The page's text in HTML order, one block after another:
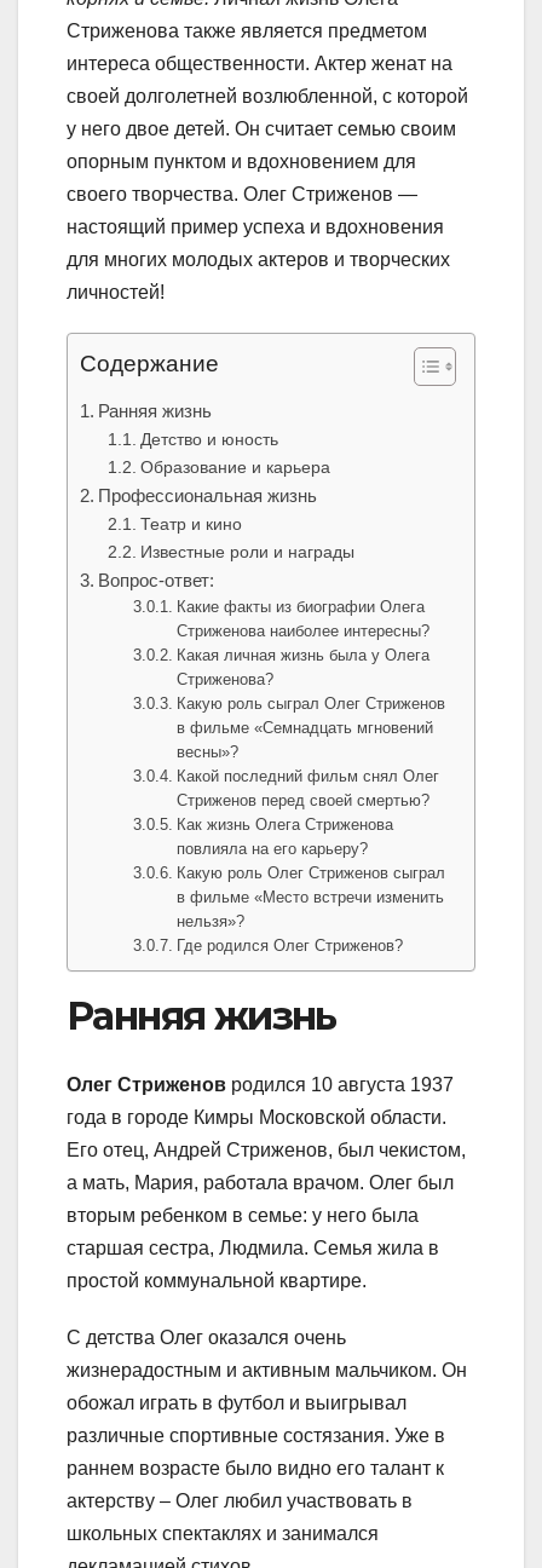
Стриженова также является предметом
интереса общественности. Актер женат на
своей долголетней возлюбленной, с которой
у него двое детей. Он считает семью своим
опорным пунктом и вдохновением для
своего творчества. Олег Стриженов —
настоящий пример успеха и вдохновения
для многих молодых актеров и творческих
личностей!
Содержание
Ранняя жизнь
Детство и юность
Образование и карьера
Профессиональная жизнь
Театр и кино
Известные роли и награды
Вопрос-ответ:
Какие факты из биографии Олега
Стриженова наиболее интересны?
Какая личная жизнь была у Олега
Стриженова?
Какую роль сыграл Олег Стриженов
в фильме «Семнадцать мгновений
весны»?
Какой последний фильм снял Олег
Стриженов перед своей смертью?
Как жизнь Олега Стриженова
повлияла на его карьеру?
Какую роль Олег Стриженов сыграл
в фильме «Место встречи изменить
нельзя»?
Где родился Олег Стриженов?
Ранняя жизнь
Олег Стриженов родился 10 августа 1937
года в городе Кимры Московской области.
Его отец, Андрей Стриженов, был чекистом,
а мать, Мария, работала врачом. Олег был
вторым ребенком в семье: у него была
старшая сестра, Людмила. Семья жила в
простой коммунальной квартире.
С детства Олег оказался очень
жизнерадостным и активным мальчиком. Он
обожал играть в футбол и выигрывал
различные спортивные состязания. Уже в
раннем возрасте было видно его талант к
актерству – Олег любил участвовать в
школьных спектаклях и занимался